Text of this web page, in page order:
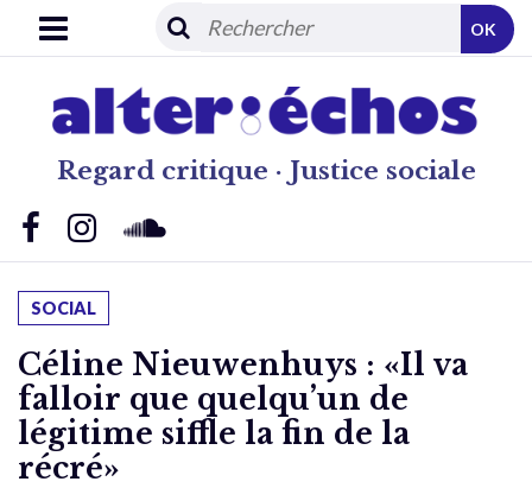
Regard critique · Justice sociale
OK
SOCIAL
Céline Nieuwenhuys : «Il va
falloir que quelqu’un de
légitime siffle la fin de la
récré»